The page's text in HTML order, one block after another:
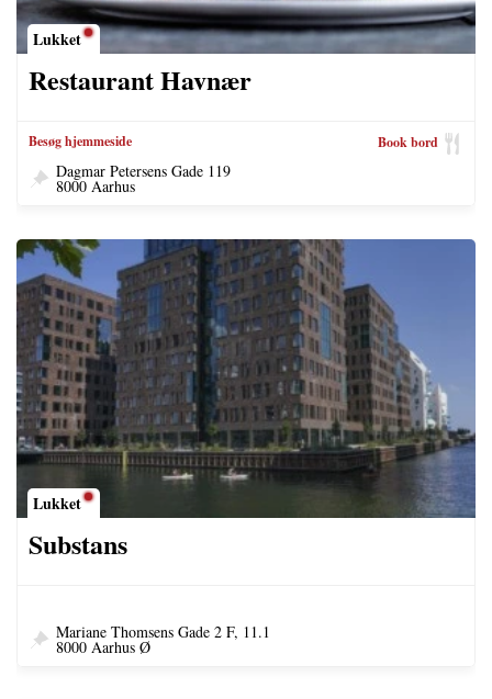
Lukket
Restaurant Havnær
Besøg hjemmeside Book bord
Dagmar Petersens Gade 119
8000 Aarhus
Lukket
Substans
Mariane Thomsens Gade 2 F, 11.1
8000 Aarhus Ø